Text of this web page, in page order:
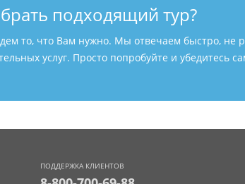
подходящий тур?
то, что Вам нужно. Мы отвечаем быстро, не
услуг. Просто попробуйте и убедитесь
ПОДДЕРЖКА КЛИЕНТОВ